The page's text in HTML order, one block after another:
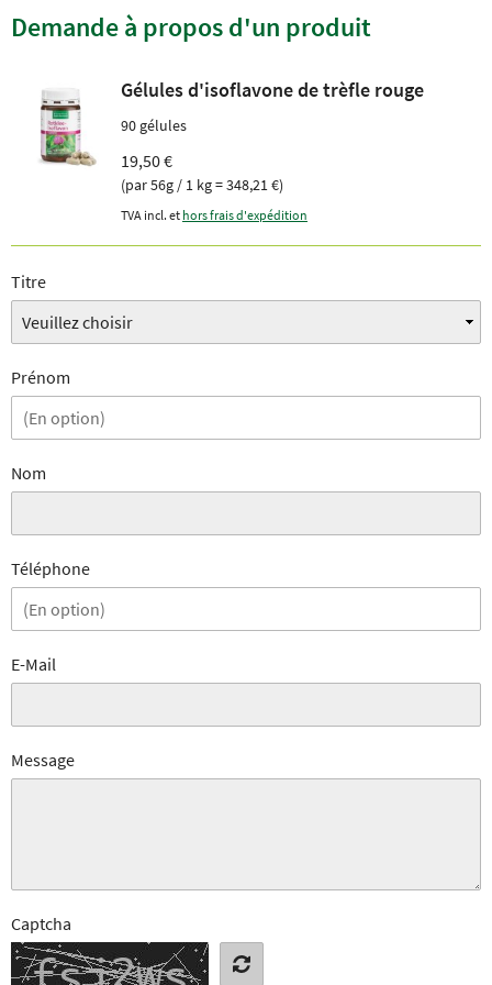
Demande à propos d'un produit
Gélules d'isoflavone de trèfle rouge
90 gélules
19,50 €
(par 56g / 1 kg = 348,21 €)
TVA incl. et hors frais d'expédition
Titre
Prénom
Nom
Téléphone
E-Mail
Message
Captcha